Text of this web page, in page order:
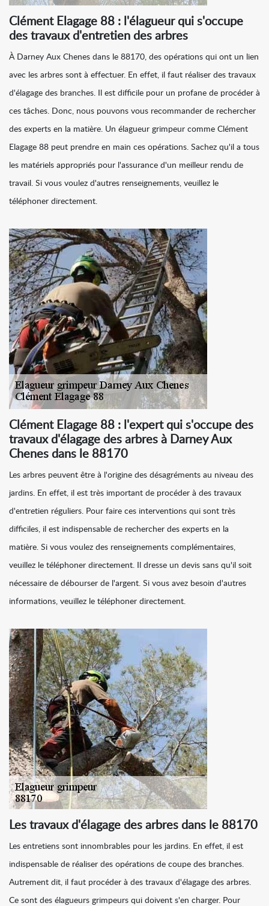
Clément Elagage 88 : l'élagueur qui s'occupe
des travaux d'entretien des arbres
À Darney Aux Chenes dans le 88170, des opérations qui ont un lien
avec les arbres sont à effectuer. En effet, il faut réaliser des travaux
d'élagage des branches. Il est difficile pour un profane de procéder à
ces tâches. Donc, nous pouvons vous recommander de rechercher
des experts en la matière. Un élagueur grimpeur comme Clément
Elagage 88 peut prendre en main ces opérations. Sachez qu'il a tous
les matériels appropriés pour l'assurance d'un meilleur rendu de
travail. Si vous voulez d'autres renseignements, veuillez le
téléphoner directement.
Clément Elagage 88 : l'expert qui s'occupe des
travaux d'élagage des arbres à Darney Aux
Chenes dans le 88170
Les arbres peuvent être à l'origine des désagréments au niveau des
jardins. En effet, il est très important de procéder à des travaux
d'entretien réguliers. Pour faire ces interventions qui sont très
difficiles, il est indispensable de rechercher des experts en la
matière. Si vous voulez des renseignements complémentaires,
veuillez le téléphoner directement. Il dresse un devis sans qu'il soit
nécessaire de débourser de l'argent. Si vous avez besoin d'autres
informations, veuillez le téléphoner directement.
Les travaux d'élagage des arbres dans le 88170
Les entretiens sont innombrables pour les jardins. En effet, il est
indispensable de réaliser des opérations de coupe des branches.
Autrement dit, il faut procéder à des travaux d'élagage des arbres.
Ce sont des élagueurs grimpeurs qui doivent s'en charger. Pour